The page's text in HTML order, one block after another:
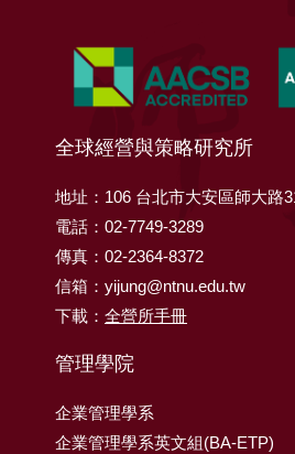
全球經營與策略研究所
地址：106 台北市大安區師大路
電話：02-7749-3289
傳真：02-2364-8372
信箱：yijung@ntnu.edu.tw
下載： 全營所手冊
管理學院
企業管理學系
企業管理學系英文組(BA-ETP)